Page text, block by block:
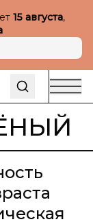
15 августа,